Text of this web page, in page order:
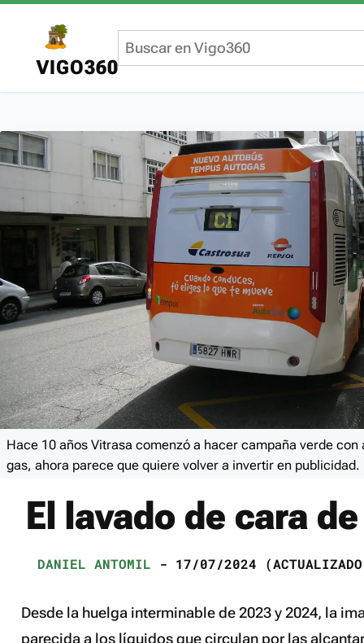
VIGO360
Hace 10 años Vitrasa comenzó a hacer campaña verde
gas, ahora parece que quiere volver a invertir en publicidad.
El lavado de cara
DANIEL ANTOMIL - 17/07/2024
Desde la huelga interminable de 2023 y 2024, la
parecida a los líquidos que circulan por las